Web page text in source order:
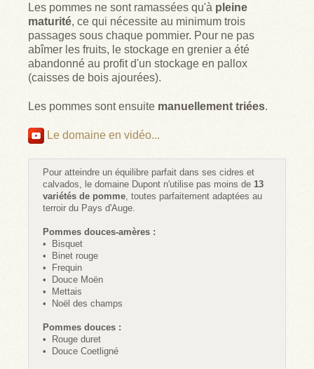
Les pommes ne sont ramassées qu'à pleine
maturité, ce qui nécessite au minimum trois
passages sous chaque pommier. Pour ne pas
abîmer les fruits, le stockage en grenier a été
abandonné au profit d'un stockage en pallox
(caisses de bois ajourées).
Les pommes sont ensuite manuellement triées.
Le domaine en vidéo...
Pour atteindre un équilibre parfait dans ses cidres et
calvados, le domaine Dupont n'utilise pas moins de13
variétés de pomme, toutes parfaitement adaptées au
terroir du Pays d'Auge.
Pommes douces-amères :
• Bisquet
• Binet rouge
• Frequin
• Douce Moën
• Mettais
• Noël des champs
Pommes douces :
• Rouge duret
• Douce Coetligné